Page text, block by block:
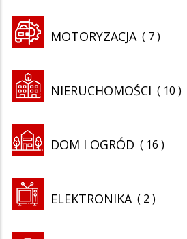
MOTORYZACJA 7
NIERUCHOMOŚCI 10
DOM I OGRÓD 16
2
ELEKTRONIKA